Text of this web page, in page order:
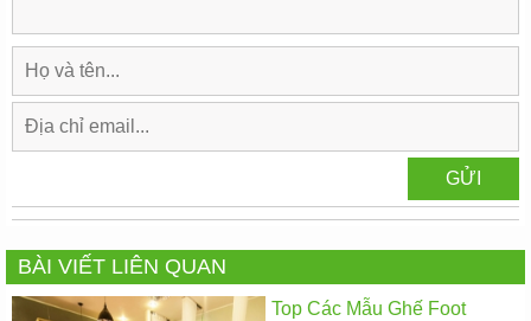
BÀI VIẾT LIÊN QUAN
Top Các Mẫu Ghế Foot